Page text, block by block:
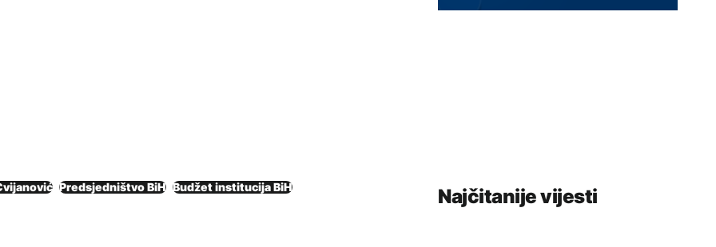
Predsjedništvo BiH Budžet institucija BiH Najčitanije vijesti